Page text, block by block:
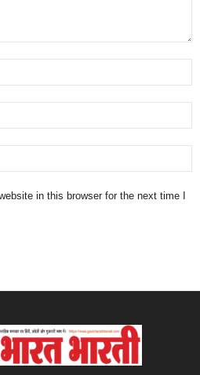
in this browser for the next time I